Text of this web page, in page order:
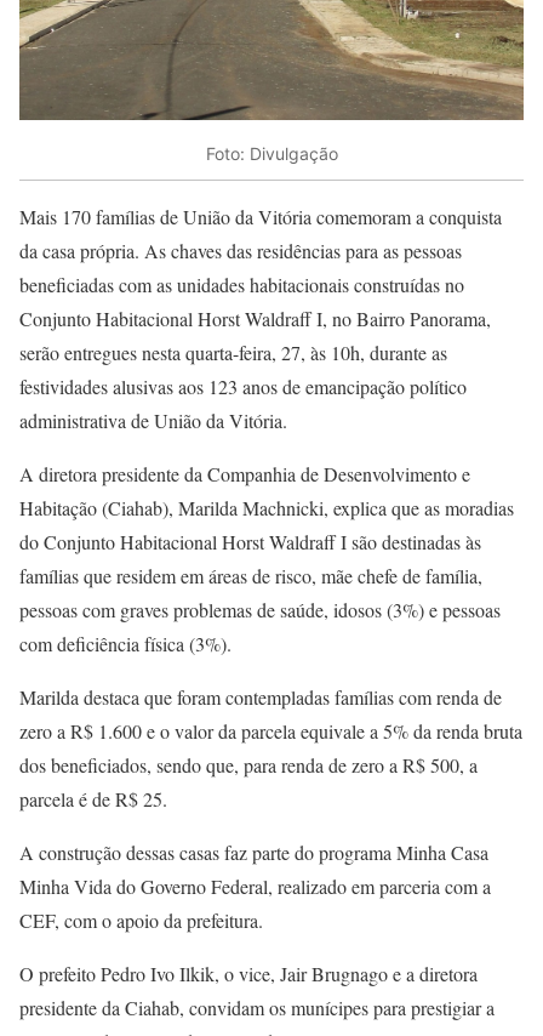
Foto: Divulgação
Mais 170 famílias de União da Vitória comemoram a conquista
da casa própria. As chaves das residências para as pessoas
beneficiadas com as unidades habitacionais construídas no
Conjunto Habitacional Horst Waldraff I, no Bairro Panorama,
serão entregues nesta quarta-feira, 27, às 10h, durante as
festividades alusivas aos 123 anos de emancipação político
administrativa de União da Vitória.
A diretora presidente da Companhia de Desenvolvimento e
Habitação (Ciahab), Marilda Machnicki, explica que as moradias
do Conjunto Habitacional Horst Waldraff I são destinadas às
famílias que residem em áreas de risco, mãe chefe de família,
pessoas com graves problemas de saúde, idosos (3%) e pessoas
com deficiência física (3%).
Marilda destaca que foram contempladas famílias com renda de
zero a R$ 1.600 e o valor da parcela equivale a 5% da renda bruta
dos beneficiados, sendo que, para renda de zero a R$ 500, a
parcela é de R$ 25.
A construção dessas casas faz parte do programa Minha Casa
Minha Vida do Governo Federal, realizado em parceria com a
CEF, com o apoio da prefeitura.
O prefeito Pedro Ivo Ilkik, o vice, Jair Brugnago e a diretora
presidente da Ciahab, convidam os munícipes para prestigiar a